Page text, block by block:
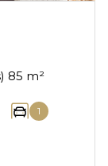
Maison 4 pièce(s) 3 chambre(s) 85 m²
1